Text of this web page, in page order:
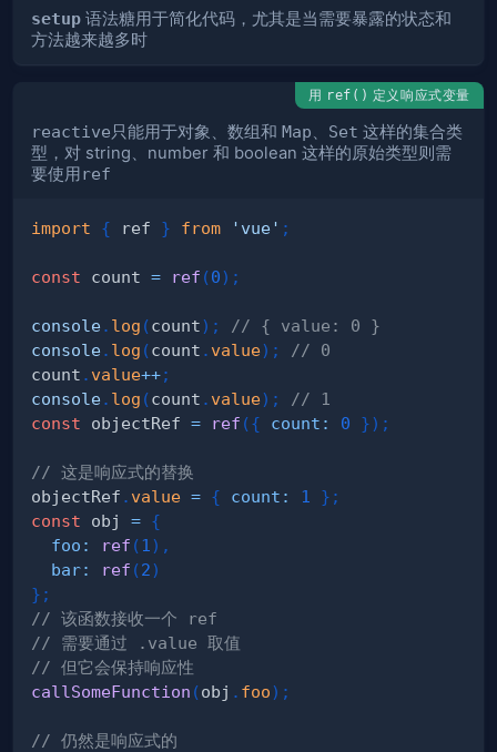
setup 语法糖用于简化代码，尤其是当需要暴露的状态和
方法越来越多时
用 ref() 定义响应式变量
reactive只能用于对象、数组和 Map、 Set 这样的集合类
型，对 string、number 和 boolean 这样的原始类型则需
要使用 ref
import { ref } from 'vue' ;
const count = ref (0) ;
console. log (count) ;
// { value: 0 }
console. log (count . value) ;
// 0
count . value++;
console. log (count . value) ;
// 1
const objectRef = ref ({ count : 0 }) ;
// 这是响应式的替换
objectRef . value = { count : 1 } ;
const obj = {
foo : ref (1 ) ,
bar: ref (2)
} ;
// 该函数接收一个 ref
// 需要通过 .value 取值
// 但它会保持响应性
callSomeFunction (obj . foo) ;
// 仍然是响应式的